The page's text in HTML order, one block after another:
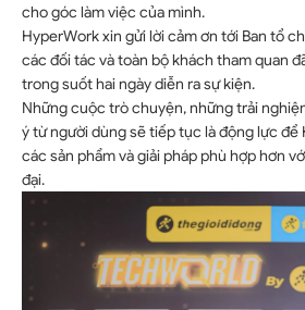
cho góc làm việc của mình.
HyperWork xin gửi lời cảm ơn tới Ban tổ
các đối tác và toàn bộ khách tham quan
trong suốt hai ngày diễn ra sự kiện.
Những cuộc trò chuyện, những trải
ý từ người dùng sẽ tiếp tục là động lực
các sản phẩm và giải pháp phù hợp hơn
đại.